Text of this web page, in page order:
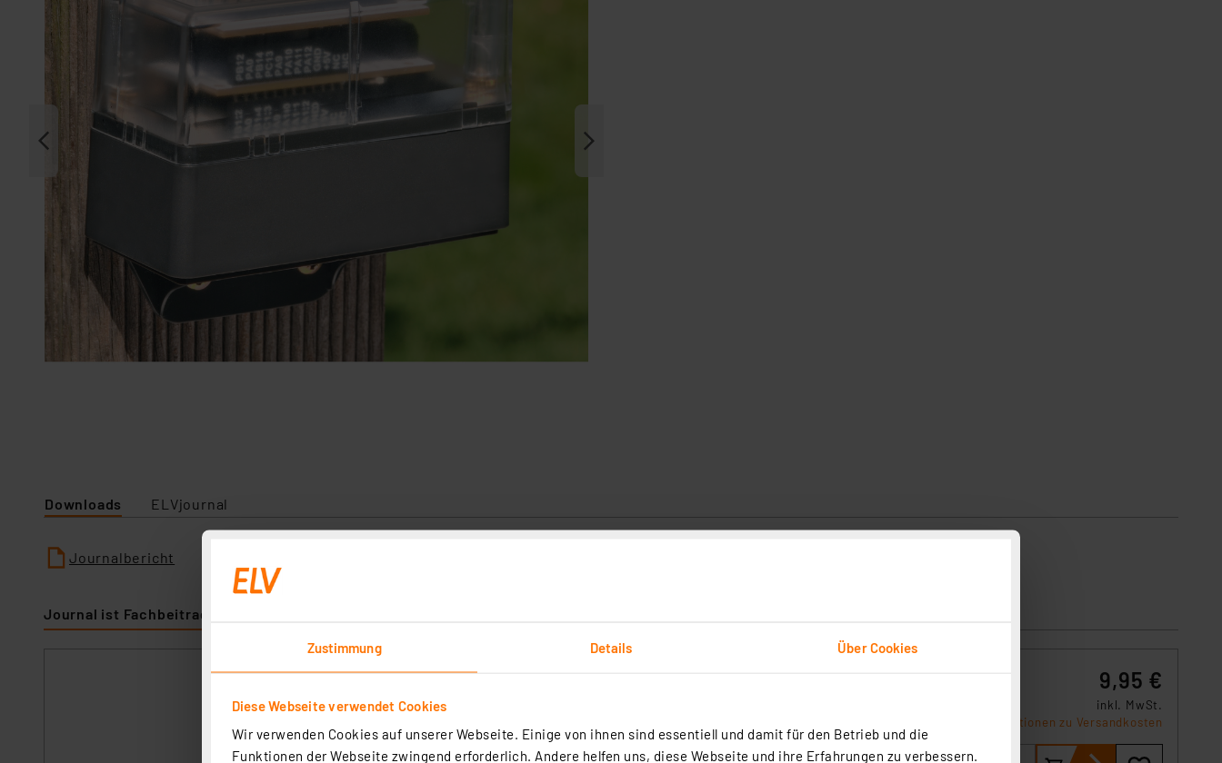
Zustimmung Details Über Cookies
Diese Webseite verwendet Cookies
Wir verwenden Cookies auf unserer Webseite. Einige von ihnen sind essentiell und damit für den Betrieb und die
Funktionen der Webseite zwingend erforderlich. Andere helfen uns, diese Webseite und ihre Erfahrungen zu verbessern.
Downloads ELVjournal
Journalbericht
Journal ist Fachbeitrag zu
ELV modulares Gehäuse MH0101a, Gehäusedeckel schwarzgrau
kann zudem über einen Wandhalter sicher installiert werden.
9,95 €
inkl. MwSt.
Informationen zu Versandkosten